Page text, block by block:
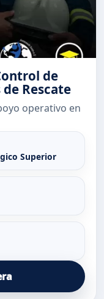
de
Rescate
operativo en
Superior